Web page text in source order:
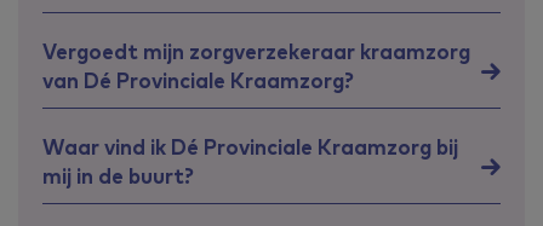
Vergoedt mijn zorgverzekeraar kraamzorg
van Dé Provinciale Kraamzorg?
Waar vind ik Dé Provinciale Kraamzorg bij
mij in de buurt?